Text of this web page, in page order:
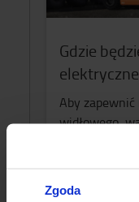
Zgoda
Gdzie
Aby
widłowego,